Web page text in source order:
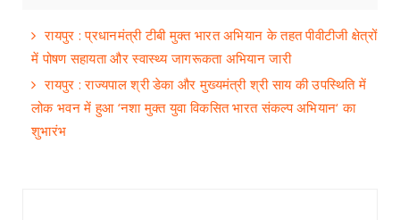
रायपुर : प्रधानमंत्री टीबी मुक्त भारत अभियान के तहत पीवीटीजी क्षेत्रों
में पोषण सहायता और स्वास्थ्य जागरूकता अभियान जारी
रायपुर : राज्यपाल श्री डेका और मुख्यमंत्री श्री साय की उपस्थिति में
लोक भवन में हुआ ‘नशा मुक्त युवा विकसित भारत संकल्प अभियान‘ का
शुभारंभ